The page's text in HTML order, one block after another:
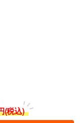
(税込)